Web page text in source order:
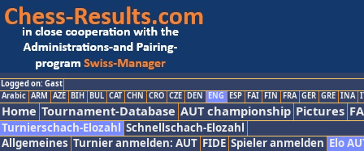
Logged on: Gast
Arabic ARM AZE BIH BUL CAT CHN CRO CZE DEN ENG ESP FAI FIN FRA GER GRE INA
Home Tournament-Database AUT championship Pictures
Turnierschach-Elozahl Schnellschach-Elozahl
Allgemeines Turnier anmelden: AUT FIDE Spieler anmelden Elo